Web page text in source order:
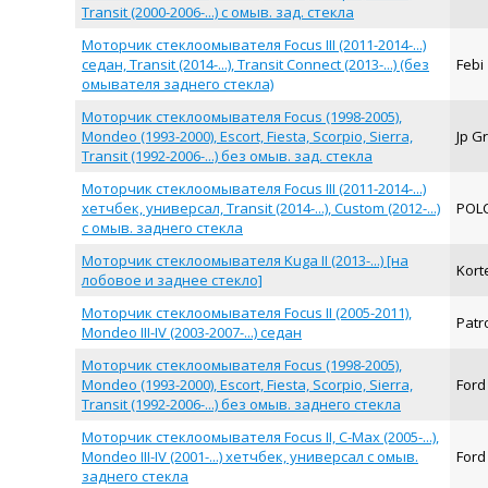
Transit (2000-2006-...) с омыв. зад. стекла
Моторчик стеклоомывателя Focus III (2011-2014-...)
седан, Transit (2014-...), Transit Connect (2013-...) (без
омывателя заднего стекла)
Febi
Моторчик стеклоомывателя Focus (1998-2005),
Mondeo (1993-2000), Escort, Fiesta, Scorpio, Sierra,
Transit (1992-2006-...) без омыв. зад. стекла
Jp
Моторчик стеклоомывателя Focus III (2011-2014-...)
хетчбек, универсал, Transit (2014-...), Custom (2012-...)
с омыв. заднего стекла
Моторчик стеклоомывателя Kuga II (2013-...) [на
лобовое и заднее стекло]
Моторчик стеклоомывателя Focus II (2005-2011),
Mondeo III-IV (2003-2007-...) седан
Моторчик стеклоомывателя Focus (1998-2005),
Mondeo (1993-2000), Escort, Fiesta, Scorpio, Sierra,
Transit (1992-2006-...) без омыв. заднего стекла
Ford
Моторчик стеклоомывателя Focus II, C-Max (2005-...),
Mondeo III-IV (2001-...) хетчбек, универсал с омыв.
заднего стекла
Ford